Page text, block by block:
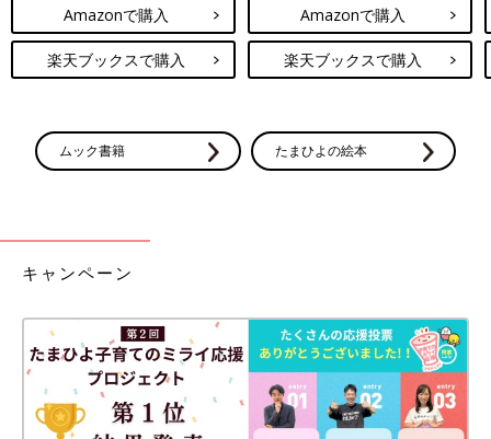
Amazonで購入
楽天ブックスで購入
Amazonで購入
楽天ブックスで購入
ムック書籍 たまひよの絵本
キャンペーン